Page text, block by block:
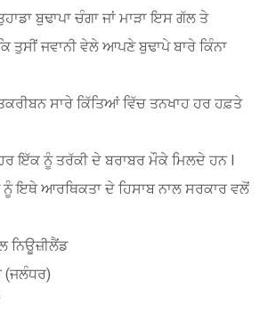
ਬੁਢਾਪਾ ਚੰਗਾ ਜਾਂ ਮਾੜਾ ਇਸ ਗੱਲ ਤੇ
ਤੁਸੀਂ ਜਵਾਨੀ ਵੇਲੇ ਆਪਣੇ ਬੁਢਾਪੇ ਬਾਰੇ ਕਿੰਨਾ
ਸਾਰੇ ਕਿੱਤਿਆਂ ਵਿੱਚ ਤਨਖਾਹ ਹਰ ਹਫ਼ਤੇ
ਇੱਕ ਨੂੰ ਤਰੱਕੀ ਦੇ ਬਰਾਬਰ ਮੌਕੇ ਮਿਲਦੇ ਹਨ l
ਇਥੇ ਆਰਥਿਕਤਾ ਦੇ ਹਿਸਾਬ ਨਾਲ ਸਰਕਾਰ ਵਲੋਂ
ਨਿਊਜ਼ੀਲੈਂਡ
(ਜਲੰਧਰ)